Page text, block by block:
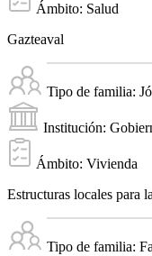
Ámbito: Salud
Gazteaval
Tipo de familia:
Institución:
Ámbito: Vivienda
Estructuras locales para
Tipo de familia: